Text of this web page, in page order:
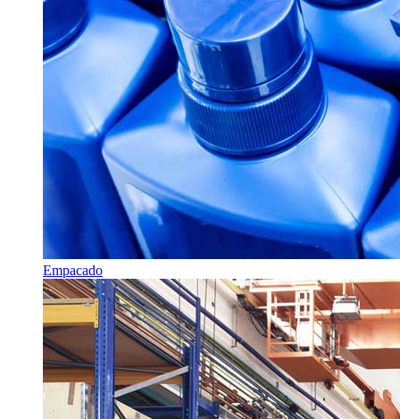
Empacado